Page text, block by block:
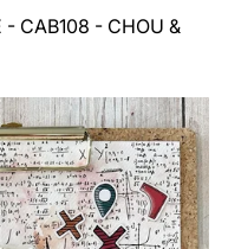
- CAB108 - CHOU &